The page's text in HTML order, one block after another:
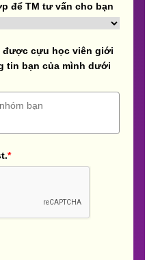
để TM tư vấn cho bạn
được cựu học viên giới
tin bạn của mình dưới
*